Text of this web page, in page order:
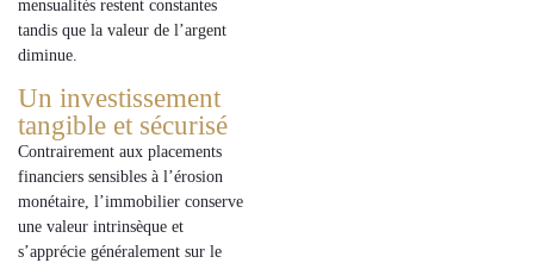
mensualités restent constantes
tandis que la valeur de l’argent
diminue
Un investissement
tangible et sécurisé
Contrairement aux placements
financiers sensibles à l’érosion
monétaire, l’immobilier conserve
une valeur intrinsèque et
s’apprécie généralement sur le